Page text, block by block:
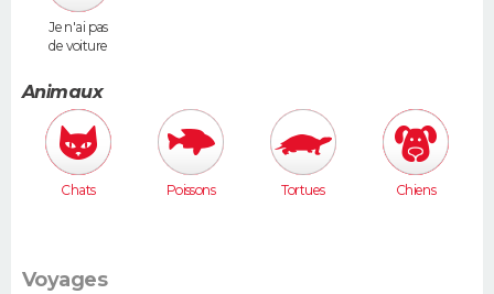
Je n'ai pas
de voiture
Animaux
Chats Poissons Tortues Chiens
Voyages